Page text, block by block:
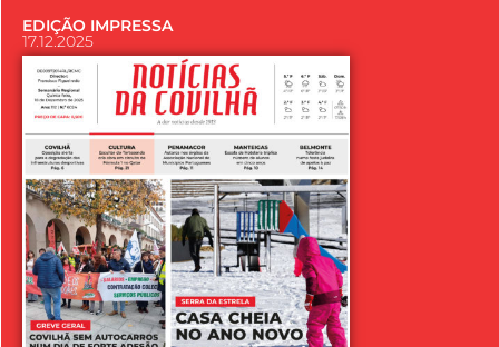
EDIÇÃO IMPRESSA
17.12.2025